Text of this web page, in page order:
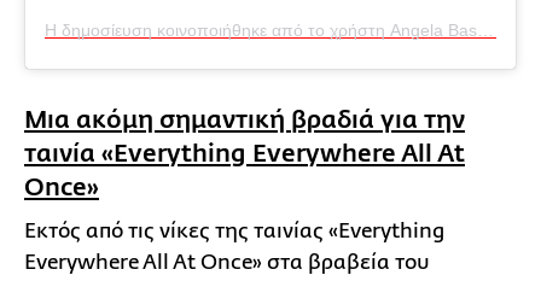
Η δημοσίευση κοινοποιήθηκε από το χρήστη Angela Bassett (@im.angelabassett)
Μια ακόμη σημαντική βραδιά για την
ταινία «Everything Everywhere All At
Once»
Εκτός από τις νίκες της ταινίας «Everything
Everywhere All At Once» στα βραβεία του